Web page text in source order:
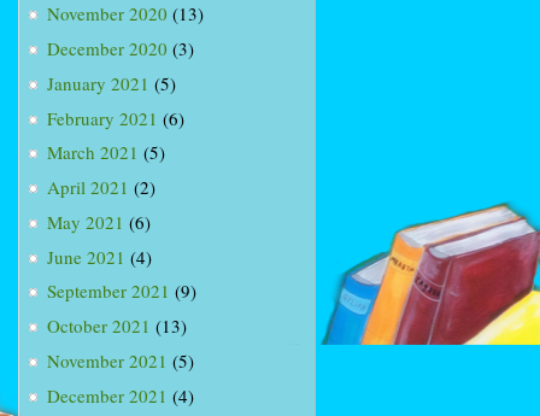
November 2020 (13)
December 2020 (3)
January 2021 (5)
February 2021 (6)
March 2021 (5)
April 2021 (2)
May 2021 (6)
June 2021 (4)
September 2021 (9)
October 2021 (13)
November 2021 (5)
December 2021 (4)